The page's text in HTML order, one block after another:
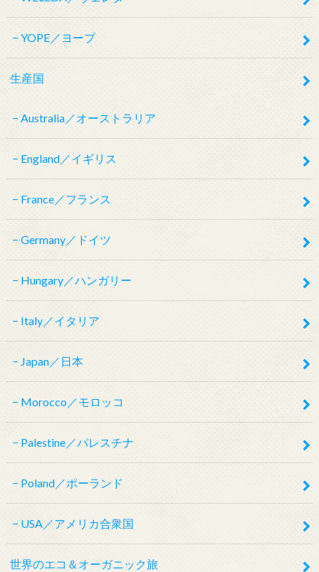
YOPE／ヨープ
生産国
Australia／オーストラリア
England／イギリス
France／フランス
Germany／ドイツ
Hungary／ハンガリー
Italy／イタリア
Japan／日本
Morocco／モロッコ
Palestine／パレスチナ
Poland／ポーランド
USA／アメリカ合衆国
世界のエコ＆オーガニック旅